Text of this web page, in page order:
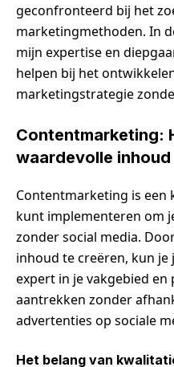
geconfronteerd bij het
marketingmethoden. In
mijn expertise en
helpen bij het
marketingstrategie
Contentmarketing:
waardevolle inhoud
Contentmarketing is een
kunt implementeren om
zonder social media.
inhoud te creëren, kun je
expert in je vakgebied
aantrekken zonder
advertenties op sociale
Het belang van